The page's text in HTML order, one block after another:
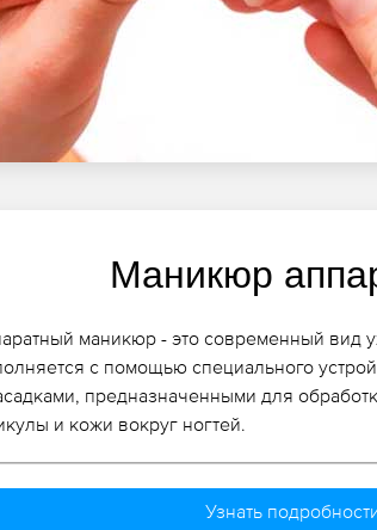
Маникюр
маникюр - это современный вид
с помощью специального
предназначенными для
и кожи вокруг ногтей.
Узнать